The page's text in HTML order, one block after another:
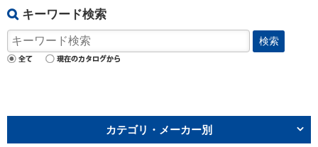
キーワード検索
検索
カテゴリ・メーカー別